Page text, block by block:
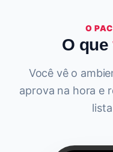
O
O que
Você vê o
aprova na hora e